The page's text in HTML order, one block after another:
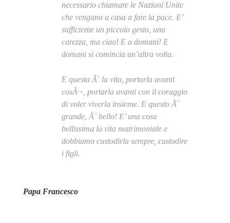
necessario chiamare le Nazioni Unite
che vengano a casa a fare la pace. E’
sufficiente un piccolo gesto, una
carezza, ma ciao! E a domani! E
domani si comincia un’altra volta.
E questa Ã¨ la vita, portarla avanti
cosÃ¬, portarla avanti con il coraggio
di voler viverla insieme. E questo Ã¨
grande, Ã¨ bello! E’ una cosa
bellissima la vita matrimoniale e
dobbiamo custodirla sempre, custodire
i figli.
Papa Francesco